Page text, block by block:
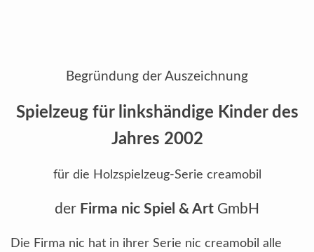
Begründung der Auszeichnung
Spielzeug für linkshändige Kinder des
Jahres 2002
für die Holzspielzeug-Serie creamobil
der Firma nic Spiel & Art GmbH
Die Firma nic hat in ihrer Serie nic creamobil alle